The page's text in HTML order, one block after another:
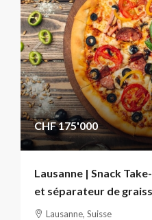
CHF 175'000
Lausanne | Snack
et séparateur de
Lausanne, Suisse